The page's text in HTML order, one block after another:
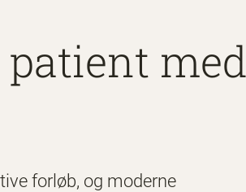
patient med
forløb, og moderne